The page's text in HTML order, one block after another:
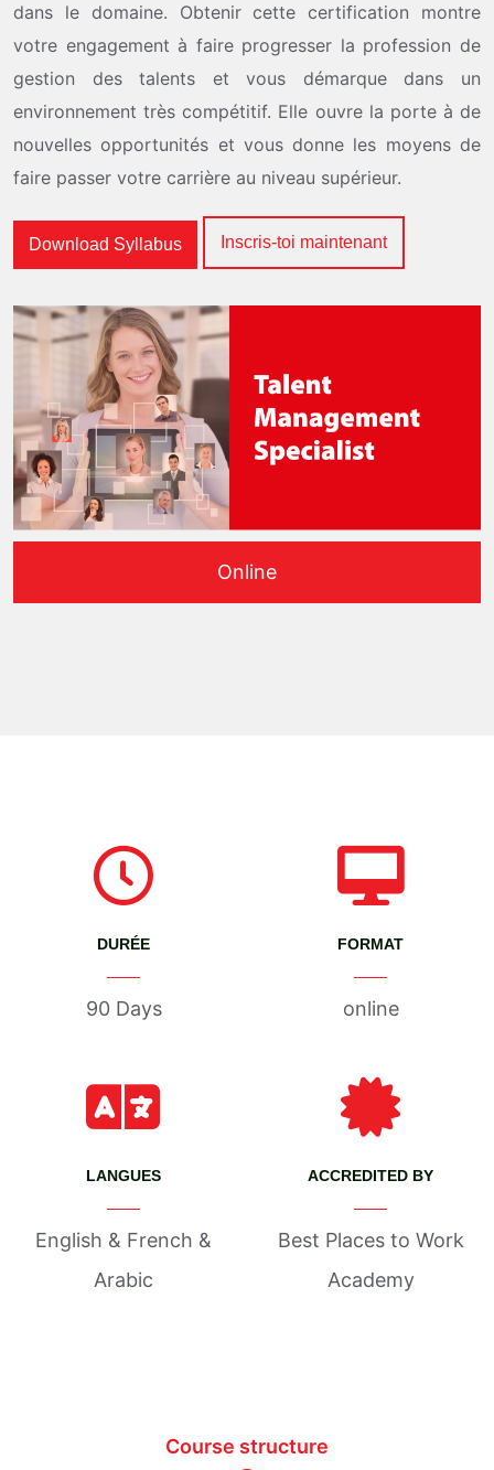
dans le domaine. Obtenir cette certification montre
votre engagement à faire progresser la profession de
gestion des talents et vous démarque dans un
environnement très compétitif. Elle ouvre la porte à de
nouvelles opportunités et vous donne les moyens de
faire passer votre carrière au niveau supérieur.
Download Syllabus Inscris-toi maintenant
Online
DURÉE
90 Days
FORMAT
online
LANGUES
English & French &
Arabic
ACCREDITED BY
Best Places to Work
Academy
Course structure